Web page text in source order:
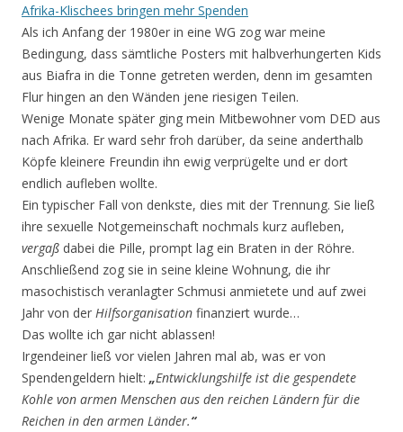
Afrika-Klischees bringen mehr Spenden
Als ich Anfang der 1980er in eine WG zog war meine
Bedingung, dass sämtliche Posters mit halbverhungerten Kids
aus Biafra in die Tonne getreten werden, denn im gesamten
Flur hingen an den Wänden jene riesigen Teilen.
Wenige Monate später ging mein Mitbewohner vom DED aus
nach Afrika. Er ward sehr froh darüber, da seine anderthalb
Köpfe kleinere Freundin ihn ewig verprügelte und er dort
endlich aufleben wollte.
Ein typischer Fall von denkste, dies mit der Trennung. Sie ließ
ihre sexuelle Notgemeinschaft nochmals kurz aufleben,
vergaß dabei die Pille, prompt lag ein Braten in der Röhre.
Anschließend zog sie in seine kleine Wohnung, die ihr
masochistisch veranlagter Schmusi anmietete und auf zwei
Jahr von der Hilfsorganisation finanziert wurde…
Das wollte ich gar nicht ablassen!
Irgendeiner ließ vor vielen Jahren mal ab, was er von
Spendengeldern hielt: „Entwicklungshilfe ist die gespendete
Kohle von armen Menschen aus den reichen Ländern für die
Reichen in den armen Länder.“